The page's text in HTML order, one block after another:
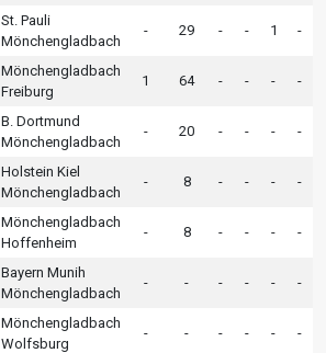
St. Pauli
Mönchengladbach
- 29 - - 1 -
Mönchengladbach
Freiburg
1 64 - - - -
B. Dortmund
Mönchengladbach
- 20 - - - -
Holstein Kiel
Mönchengladbach
- 8 - - - -
Mönchengladbach
Hoffenheim
- 8 - - - -
Bayern Munih
Mönchengladbach
- - - - - -
Mönchengladbach
Wolfsburg
- - - - - -